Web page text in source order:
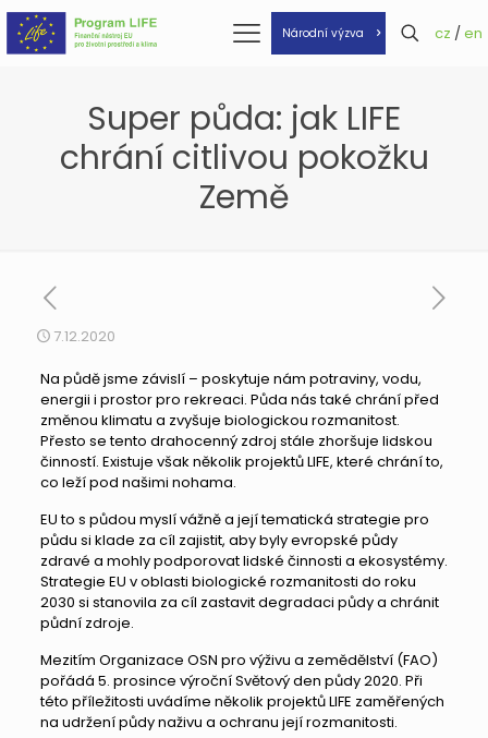
Národní výzva cz / en
Super půda: jak LIFE
chrání citlivou pokožku
Země
7.12.2020
Na půdě jsme závislí – poskytuje nám potraviny, vodu,
energii i prostor pro rekreaci. Půda nás také chrání před
změnou klimatu a zvyšuje biologickou rozmanitost.
Přesto se tento drahocenný zdroj stále zhoršuje lidskou
činností. Existuje však několik projektů LIFE, které chrání to,
co leží pod našimi nohama.
EU to s půdou myslí vážně a její tematická strategie pro
půdu si klade za cíl zajistit, aby byly evropské půdy
zdravé a mohly podporovat lidské činnosti a ekosystémy.
Strategie EU v oblasti biologické rozmanitosti do roku
2030 si stanovila za cíl zastavit degradaci půdy a chránit
půdní zdroje.
Mezitím Organizace OSN pro výživu a zemědělství (FAO)
pořádá 5. prosince výroční Světový den půdy 2020. Při
této příležitosti uvádíme několik projektů LIFE zaměřených
na udržení půdy naživu a ochranu její rozmanitosti.